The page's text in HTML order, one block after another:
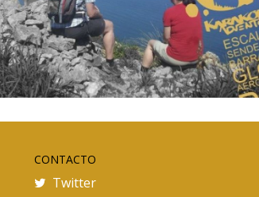
CONTACTO
Twitter